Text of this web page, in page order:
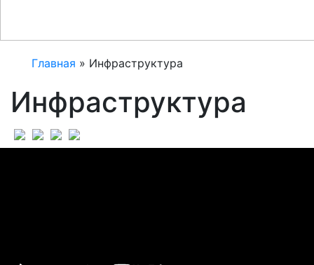
Главная » Инфраструктура
Инфраструктура